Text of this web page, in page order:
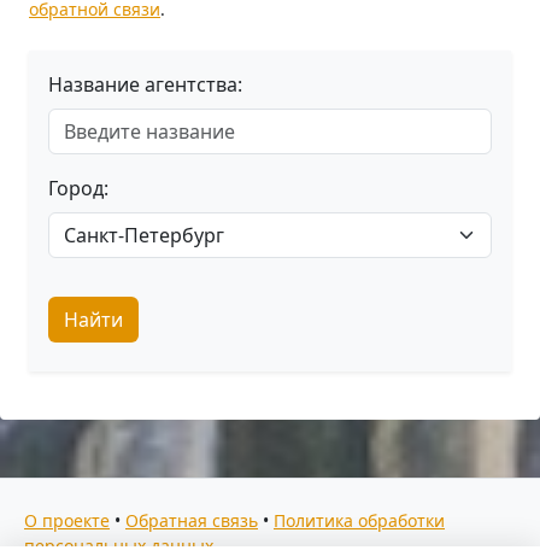
обратной связи.
Название агентства:
Город:
Найти
О проекте • Обратная связь • Политика обработки
персональных данных